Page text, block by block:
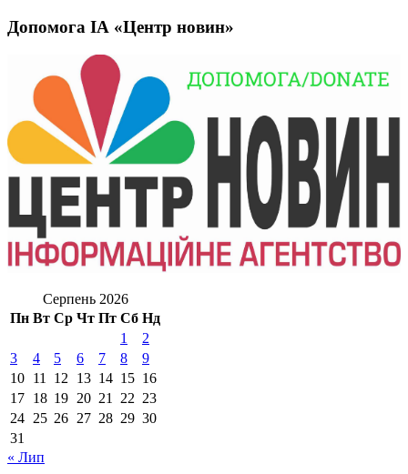
Допомога ІА «Центр новин»
Серпень 2026
Пн Вт Ср Чт Пт Сб Нд
1
2
3
4 5 6 7 8
9
10 11 12 13 14 15 16
17 18 19 20 21 22 23
24 25 26 27 28 29 30
31
« Лип